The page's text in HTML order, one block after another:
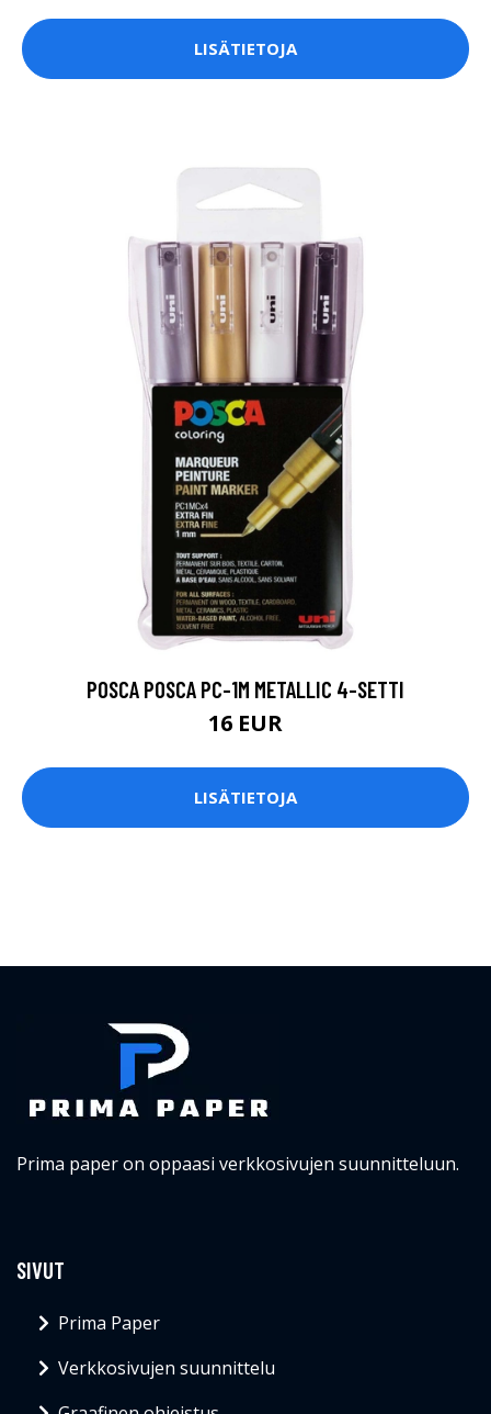
LISÄTIETOJA
POSCA POSCA PC-1M METALLIC 4-SETTI
16 EUR
LISÄTIETOJA
Prima paper on oppaasi verkkosivujen suunnitteluun.
SIVUT
Prima Paper
Verkkosivujen suunnittelu